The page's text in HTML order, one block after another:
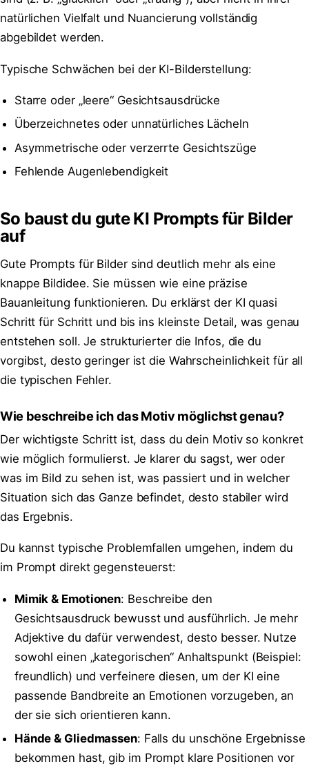
natürlichen Vielfalt und Nuancierung vollständig
abgebildet werden.
Typische Schwächen bei der KI-Bilderstellung:
Starre oder „leere“ Gesichtsausdrücke
Überzeichnetes oder unnatürliches Lächeln
Asymmetrische oder verzerrte Gesichtszüge
Fehlende Augenlebendigkeit
So baust du gute KI Prompts für Bilder
auf
Gute Prompts für Bilder sind deutlich mehr als eine
knappe Bildidee. Sie müssen wie eine präzise
Bauanleitung funktionieren. Du erklärst der KI quasi
Schritt für Schritt und bis ins kleinste Detail, was genau
entstehen soll. Je strukturierter die Infos, die du
vorgibst, desto geringer ist die Wahrscheinlichkeit für all
die typischen Fehler.
Wie beschreibe ich das Motiv möglichst genau?
Der wichtigste Schritt ist, dass du dein Motiv so konkret
wie möglich formulierst. Je klarer du sagst, wer oder
was im Bild zu sehen ist, was passiert und in welcher
Situation sich das Ganze befindet, desto stabiler wird
das Ergebnis.
Du kannst typische Problemfallen umgehen, indem du
im Prompt direkt gegensteuerst:
Mimik & Emotionen: Beschreibe den
Gesichtsausdruck bewusst und ausführlich. Je mehr
Adjektive du dafür verwendest, desto besser. Nutze
sowohl einen „kategorischen“ Anhaltspunkt (Beispiel:
freundlich) und verfeinere diesen, um der KI eine
passende Bandbreite an Emotionen vorzugeben, an
der sie sich orientieren kann.
Hände & Gliedmassen: Falls du unschöne Ergebnisse
bekommen hast, gib im Prompt klare Positionen vor